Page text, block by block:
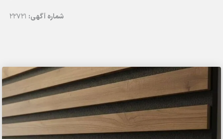
شماره آگهی: 22721